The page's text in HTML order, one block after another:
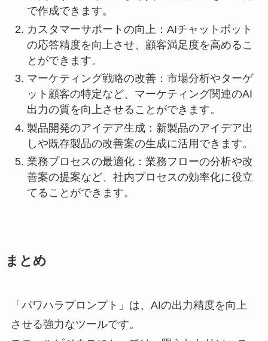
で作成できます。
カスタマーサポートの向上：AIチャットボット
の応答精度を向上させ、顧客満足度を高めるこ
とができます。
マーケティング戦略の改善：市場分析やターゲ
ット顧客の特定など、マーケティング関連のAI
出力の質を向上させることができます。
製品開発のアイデア生成：新製品のアイデア出
しや既存製品の改善案の生成に活用できます。
業務プロセスの最適化：業務フローの分析や改
善案の提案など、社内プロセスの効率化に役立
てることができます。
まとめ
「パワハラプロンプト」は、AIの出力精度を向上
させる強力なツールです。